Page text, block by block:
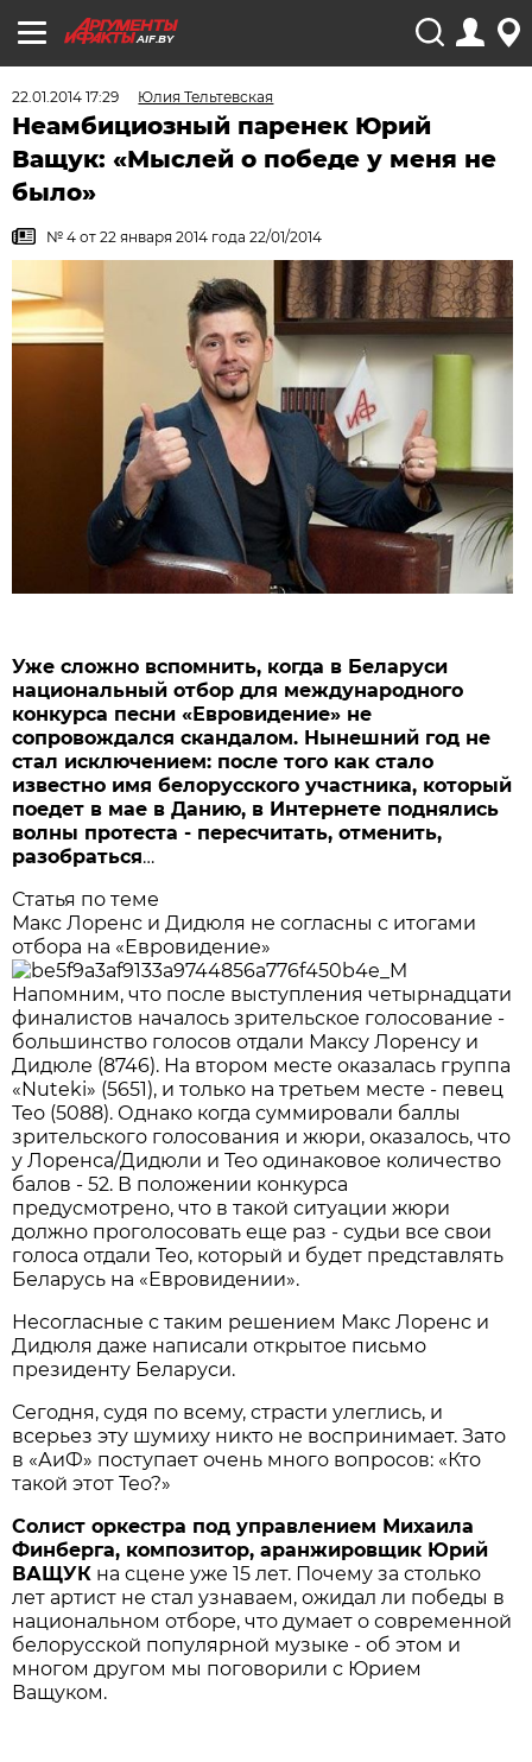
AIF.BY
22.01.2014 17:29 Юлия Тельтевская
Неамбициозный паренек Юрий
Ващук: «Мыслей о победе у меня не
было»
№ 4 от 22 января 2014 года 22/01/2014
Уже сложно вспомнить, когда в Беларуси
национальный отбор для международного
конкурса песни «Евровидение» не
сопровождался скандалом. Нынешний год не
стал исключением: после того как стало
известно имя белорусского участника, который
поедет в мае в Данию, в Интернете поднялись
волны протеста - пересчитать, отменить,
разобраться…
Статья по теме
Макс Лоренс и Дидюля не согласны с итогами
отбора на «Евровидение»
Напомним, что после выступления четырнадцати
финалистов началось зрительское голосование -
большинство голосов отдали Максу Лоренсу и
Дидюле (8746). На втором месте оказалась группа
«Nuteki» (5651), и только на третьем месте - певец
Тео (5088). Однако когда суммировали баллы
зрительского голосования и жюри, оказалось, что
у Лоренса/Дидюли и Тео одинаковое количество
балов - 52. В положении конкурса
предусмотрено, что в такой ситуации жюри
должно проголосовать еще раз - судьи все свои
голоса отдали Тео, который и будет представлять
Беларусь на «Евровидении».
Несогласные с таким решением Макс Лоренс и
Дидюля даже написали открытое письмо
президенту Беларуси.
Сегодня, судя по всему, страсти улеглись, и
всерьез эту шумиху никто не воспринимает. Зато
в «АиФ» поступает очень много вопросов: «Кто
такой этот Тео?»
Солист оркестра под управлением Михаила
Финберга, композитор, аранжировщик Юрий
ВАЩУК на сцене уже 15 лет. Почему за столько
лет артист не стал узнаваем, ожидал ли победы в
национальном отборе, что думает о современной
белорусской популярной музыке - об этом и
многом другом мы поговорили с Юрием
Ващуком.